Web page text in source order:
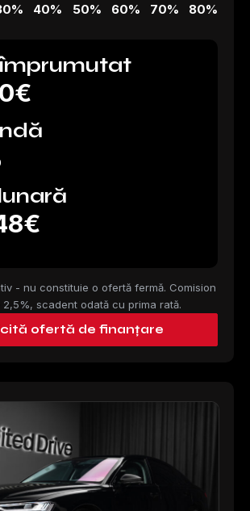
40% 50% 60% 70% 80%
- nu constituie o ofertă fermă. Comision
scadent odată cu prima rată.
ofertă de finanțare